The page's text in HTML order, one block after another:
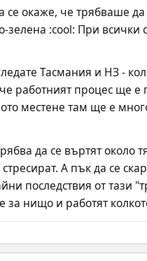
окаже, че трябваше
зелена :cool: При
Тасмания и НЗ -
работният процес ще
местене там ще е
да се въртят около
А пък да се
последствия от тази
нищо и работят